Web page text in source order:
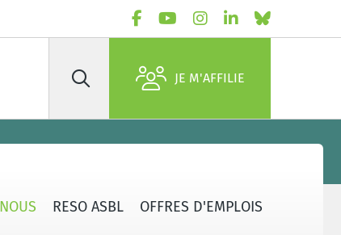
Rechercher JE M'AFFILIE
RESO ASBL OFFRES D'EMPLOIS